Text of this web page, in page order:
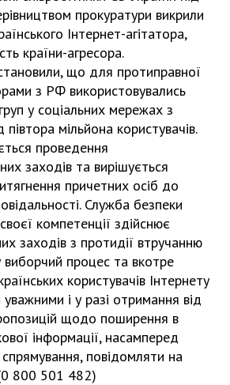
прокуратури викрили
Інтернет-агітатора,
країни-агресора.
що для протиправної
з РФ використовувались
у соціальних мережах з
мільйона користувачів.
проведення
заходів та вирішується
причетних осіб до
Служба безпеки
компетенції здійснює
заходів з протидії втручанню
виборчий процес та вкотре
користувачів Інтернету
і у разі отримання від
щодо поширення в
інформації, насамперед
спрямування, повідомляти на
800 501 482)